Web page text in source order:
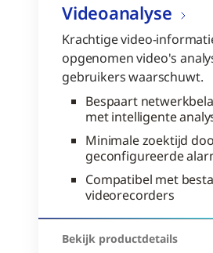
Videoanalyse
Krachtige video-
opgenomen video's
gebruikers waarschuwt.
Bespaart
met intelligente
Minimale zoektijd
geconfigureerde
Compatibel met
videorecorders
Bekijk productdetails